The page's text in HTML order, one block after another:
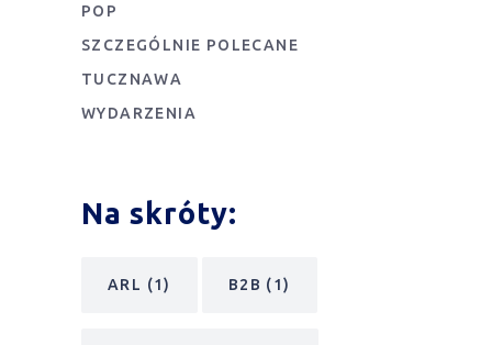
POP
SZCZEGÓLNIE POLECANE
TUCZNAWA
WYDARZENIA
Na skróty:
ARL (1) B2B (1)